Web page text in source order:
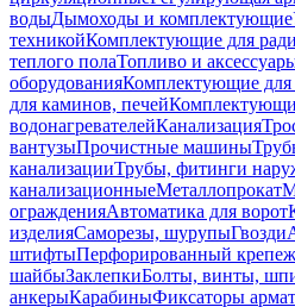
водыДымоходы и комплектующие
техникойКомплектующие для
теплого полаТопливо и
оборудованияКомплектующие для
для каминов, печей
водонагревателейКанализация
вантузыПрочистные машины
канализацииТрубы, фитинги
канализационныеМеталлопрокат
огражденияАвтоматика для ворот
изделияСаморезы, шурупыГвозди
штифтыПерфорированный крепеж
шайбыЗаклепкиБолты, винты,
анкерыКарабиныФиксаторы